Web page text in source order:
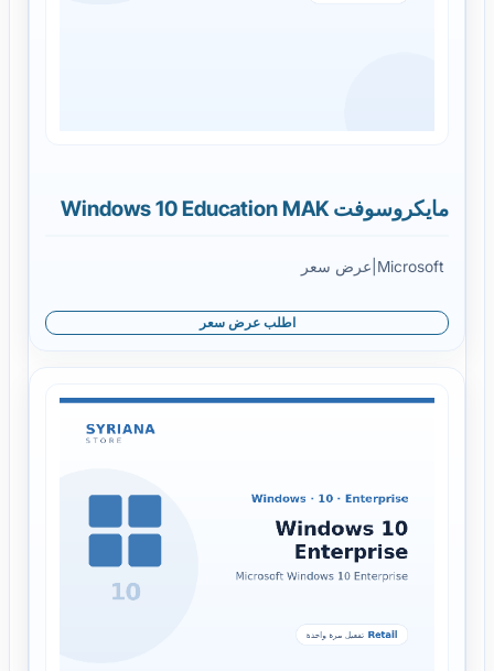
مايكروسوفت Windows 10 Education MAK
Microsoft عرض سعر
اطلب عرض سعر